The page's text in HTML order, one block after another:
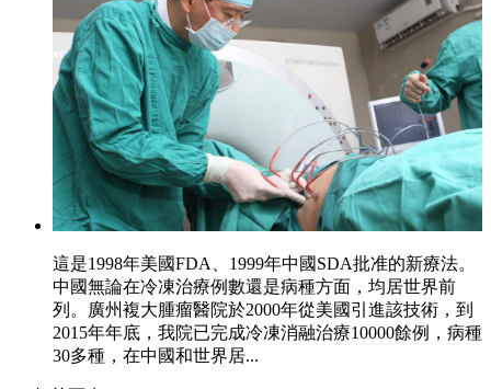
這是1998年美國FDA、1999年中國SDA批准的新療法。
中國無論在冷凍治療例數還是病種方面，均居世界前
列。廣州複大腫瘤醫院於2000年從美國引進該技術，到
2015年年底，我院已完成冷凍消融治療10000餘例，病種
30多種，在中國和世界居...